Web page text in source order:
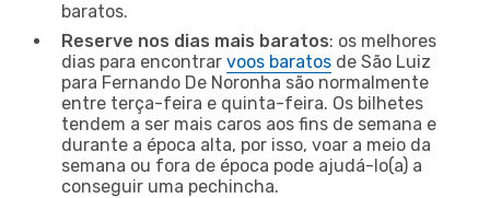
baratos.
Reserve nos dias mais baratos: os melhores
dias para encontrar voos baratos de São Luiz
para Fernando De Noronha são normalmente
entre terça-feira e quinta-feira. Os bilhetes
tendem a ser mais caros aos fins de semana e
durante a época alta, por isso, voar a meio da
semana ou fora de época pode ajudá-lo(a) a
conseguir uma pechincha.